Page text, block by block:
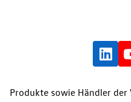
Produkte sowie Händler der